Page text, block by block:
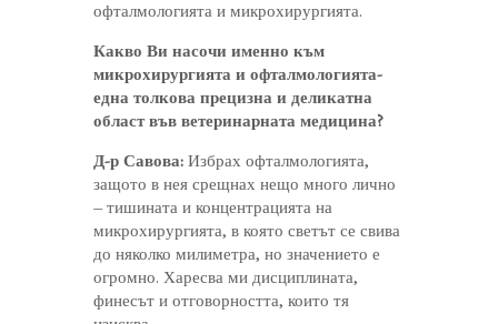
офталмологията и микрохирургията.
Какво Ви насочи именно към
микрохирургията и офталмологията-
една толкова прецизна и деликатна
област във ветеринарната медицина?
Д-р Савова: Избрах офталмологията,
защото в нея срещнах нещо много лично
– тишината и концентрацията на
микрохирургията, в която светът се свива
до няколко милиметра, но значението е
огромно. Харесва ми дисциплината,
финесът и отговорността, които тя